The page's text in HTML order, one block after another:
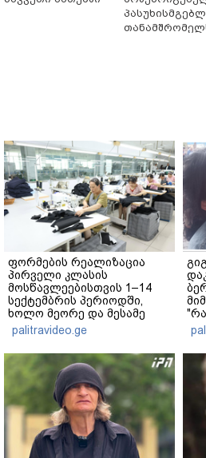
ფორმების რეალიზაცია
პირველი კლასის
მოსწავლეებისთვის 1–14
სექტემბრის პერიოდში,
ხოლო მეორე და მესამე
ეტაპებზე...
palitravideo.ge